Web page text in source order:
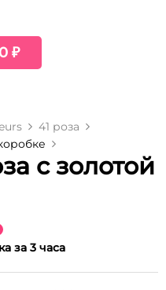
₽
41 роза
с золотой
за 3 часа